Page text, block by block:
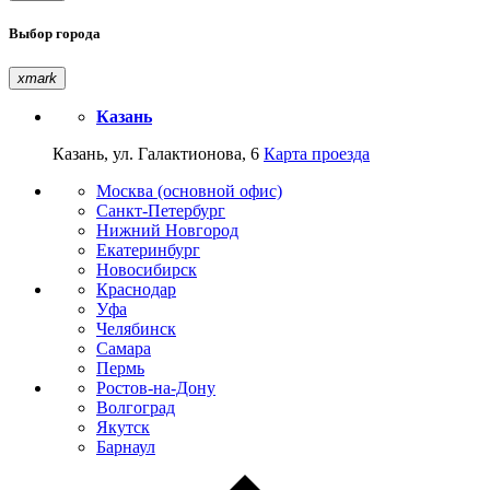
Выбор города
xmark
Казань
Казань, ул. Галактионова, 6 Карта проезда
Москва (основной офис)
Санкт-Петербург
Нижний Новгород
Екатеринбург
Новосибирск
Краснодар
Уфа
Челябинск
Самара
Пермь
Ростов-на-Дону
Волгоград
Якутск
Барнаул